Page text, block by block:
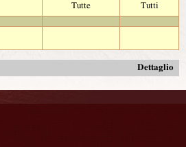
Tutte
Tutti
Dettaglio